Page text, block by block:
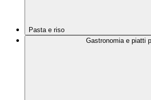
Pasta e riso
Gastronomia e piatti